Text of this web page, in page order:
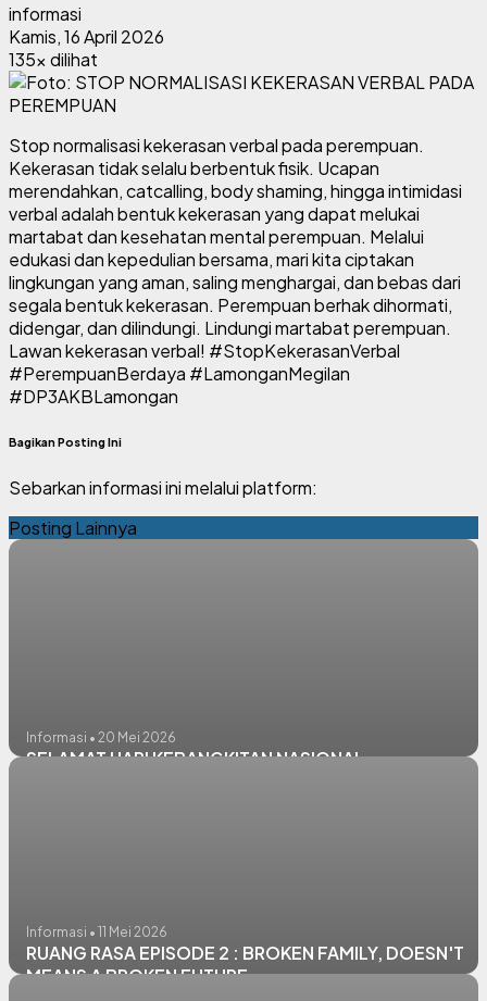
informasi
Kamis, 16 April 2026
135x dilihat
Stop normalisasi kekerasan verbal pada perempuan.
Kekerasan tidak selalu berbentuk fisik. Ucapan
merendahkan, catcalling, body shaming, hingga intimidasi
verbal adalah bentuk kekerasan yang dapat melukai
martabat dan kesehatan mental perempuan. Melalui
edukasi dan kepedulian bersama, mari kita ciptakan
lingkungan yang aman, saling menghargai, dan bebas dari
segala bentuk kekerasan. Perempuan berhak dihormati,
didengar, dan dilindungi. Lindungi martabat perempuan.
Lawan kekerasan verbal! #StopKekerasanVerbal
#PerempuanBerdaya #LamonganMegilan
#DP3AKBLamongan
Bagikan Posting Ini
Sebarkan informasi ini melalui platform:
Posting Lainnya
Informasi • 20 Mei 2026
SELAMAT HARI KEBANGKITAN NASIONAL
Informasi • 11 Mei 2026
RUANG RASA EPISODE 2 : BROKEN FAMILY, DOESN'T
MEANS A BROKEN FUTURE